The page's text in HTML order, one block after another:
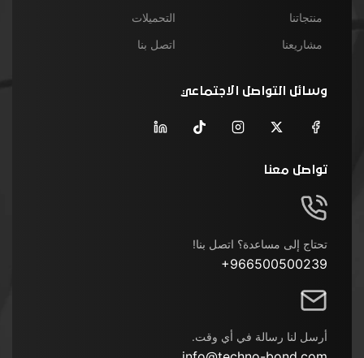
منتجاتنا
مشاريعنا
التحميلات
اتصل بنا
وسائل التواصل الاجتماعي
تواصل معنا
تحتاج إلى مساعدة؟ اتصل بنا!
+966500500239
أرسل لنا رسالة في أي وقت.